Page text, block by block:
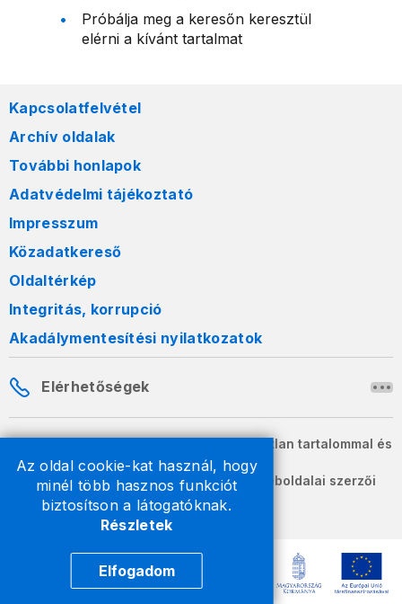
Az oldal cookie-kat használ, hogy
minél több hasznos funkciót
biztosítson a látogatóknak.
Részletek
Elfogadom
Próbálja meg a keresőn keresztül
elérni a kívánt tartalmat
Kapcsolatfelvétel
Archív oldalak
További honlapok
Adatvédelmi tájékoztató
Impresszum
Közadatkereső
Oldaltérkép
Integritás, korrupció
Akadálymentesítési nyilatkozatok
Elérhetőségek
A honlapon szereplő információk változatlan tartalommal és
formában szabadon terjeszthetők.
2026 © A Nemzeti Adó- és Vámhivatal weboldalai szerzői
jogvédelem alatt állnak.